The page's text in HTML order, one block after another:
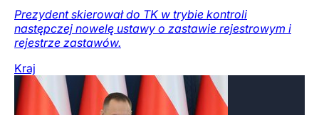
Prezydent skierował do TK w trybie kontroli
następczej nowelę ustawy o zastawie rejestrowym i
rejestrze zastawów.
Kraj